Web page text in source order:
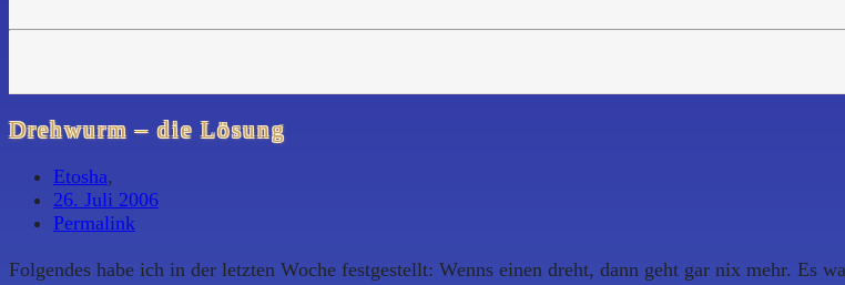
Drehwurm – die Lösung
Etosha,
26. Juli 2006
Permalink
Folgendes habe ich in der letzten Woche festgestellt: Wenns einen dreht, dann geht gar nix mehr.